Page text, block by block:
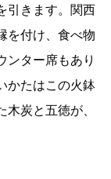
引きます。関西
を付け、食べ物
ンター席もあり
かたはこの火鉢
炭と五徳が、